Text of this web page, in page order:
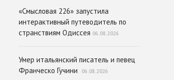
«Смысловая 226» запустила
интерактивный путеводитель по
странствиям Одиссея 06.08.2026
Умер итальянский писатель и певец
Франческо Гучини
06.08.2026